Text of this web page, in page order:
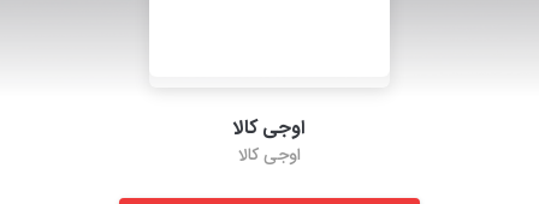
اوجی کالا
اوجی کالا